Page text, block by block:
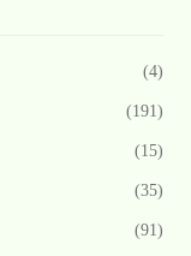
(4)
(191)
(15)
(35)
(91)